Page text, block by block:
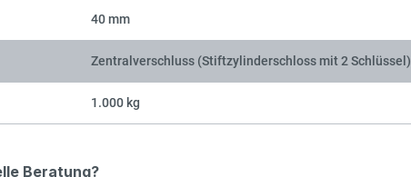
40 mm
Zentralverschluss (Stiftzylinderschloss mit 2 Schlüssel)
1.000 kg
Beratung?